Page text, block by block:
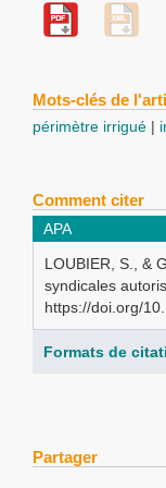
Mots-clés de
périmètre irrigué
Comment citer
APA
LOUBIER, S., &
syndicales
https://doi.org/
Formats de
Partager